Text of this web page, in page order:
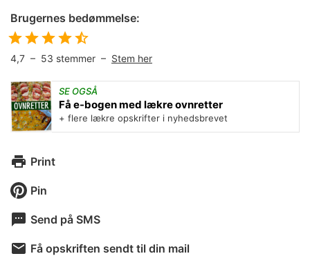
Brugernes bedømmelse:
4,7 – 53 stemmer – Stem her
SE OGSÅ
Få e-bogen med lækre ovnretter
+ flere lækre opskrifter i nyhedsbrevet
Print
Pin
Send på SMS
Få opskriften sendt til din mail